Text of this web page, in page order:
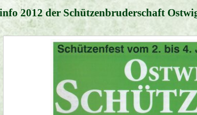
2012 der Schützenbruderschaft